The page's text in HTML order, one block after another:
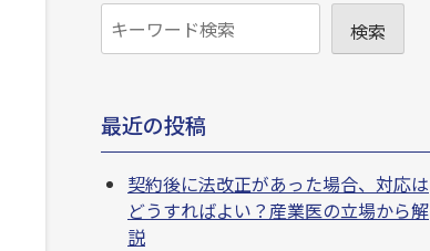
お
知
せ
検
索
検索
最近の投稿
契約後に法改正があった場合、対応は
どうすればよい？産業医の立場から解
説